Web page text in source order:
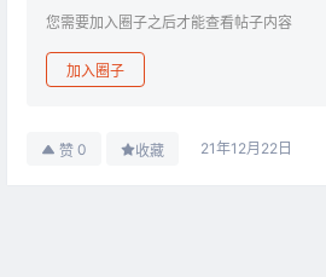
您需要加入圈子之后才能查看帖子内容
加入圈子
赞 0 收藏 21年12月22日